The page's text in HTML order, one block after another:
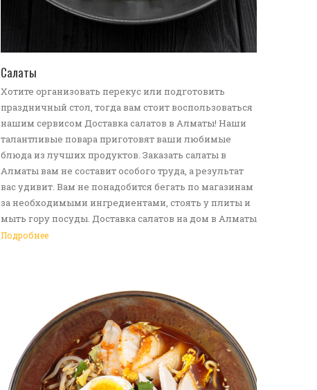
Салаты
Хотите организовать перекус или подготовить
праздничный стол, тогда вам стоит воспользоваться
нашим сервисом Доставка салатов в Алматы! Наши
талантливые повара приготовят ваши любимые
блюда из лучших продуктов. Заказать салаты в
Алматы вам не составит особого труда, а результат
вас удивит. Вам не понадобится бегать по магазинам
за необходимыми ингредиентами, стоять у плиты и
мыть гору посуды. Доставка салатов на дом в Алматы
станет отличным решение для вас и ваших родных,
Подробнее